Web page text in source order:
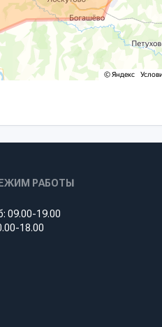
РАБОТЫ
09.00-19.00
18.00